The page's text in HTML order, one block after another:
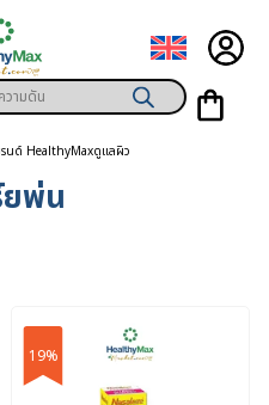
นด์ HealthyMaxดูแลผิว
ยพ่น
19%